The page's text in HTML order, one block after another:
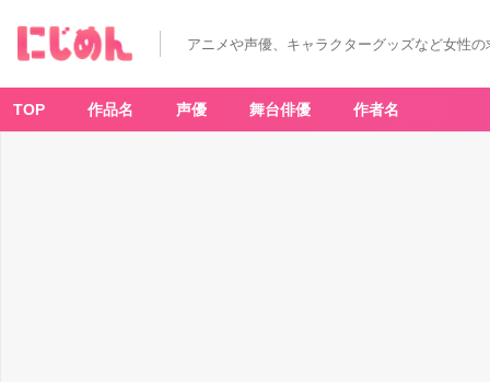
アニメや声優、キャラクターグッズなど女性
TOP 作品名 声優 舞台俳優 作者名